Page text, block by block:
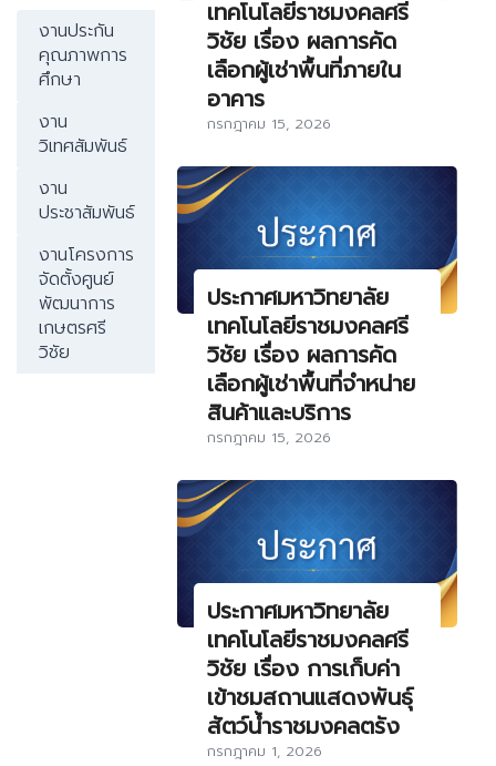
งานประกัน
คุณภาพการ
ศึกษา
งาน
วิเทศสัมพันธ์
งาน
ประชาสัมพันธ์
งานโครงการ
จัดตั้งศูนย์
พัฒนาการ
เกษตรศรี
วิชัย
เทคโนโลยีราชมงคลศรี
วิชัย เรื่อง ผลการคัด
เลือกผู้เช่าพื้นที่ภายใน
อาคาร
กรกฎาคม 15, 2026
ประกาศมหาวิทยาลัย
เทคโนโลยีราชมงคลศรี
วิชัย เรื่อง ผลการคัด
เลือกผู้เช่าพื้นที่จำหน่าย
สินค้าและบริการ
กรกฎาคม 15, 2026
ประกาศมหาวิทยาลัย
เทคโนโลยีราชมงคลศรี
วิชัย เรื่อง การเก็บค่า
เข้าชมสถานแสดงพันธุ์
สัตว์น้ำราชมงคลตรัง
กรกฎาคม 1, 2026